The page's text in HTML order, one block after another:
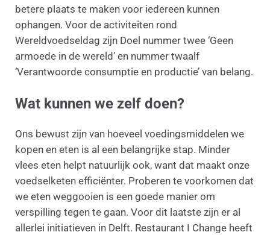
betere plaats te maken voor iedereen kunnen
ophangen. Voor de activiteiten rond
Wereldvoedseldag zijn Doel nummer twee ‘Geen
armoede in de wereld’ en nummer twaalf
‘Verantwoorde consumptie en productie’ van belang.
Wat kunnen we zelf doen?
Ons bewust zijn van hoeveel voedingsmiddelen we
kopen en eten is al een belangrijke stap. Minder
vlees eten helpt natuurlijk ook, want dat maakt onze
voedselketen efficiënter. Proberen te voorkomen dat
we eten weggooien is een goede manier om
verspilling tegen te gaan. Voor dit laatste zijn er al
allerlei initiatieven in Delft. Restaurant I Change heeft